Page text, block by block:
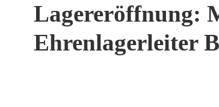
Lagereröffnung:
Ehrenlagerleiter